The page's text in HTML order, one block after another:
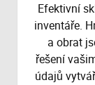
Efektivní
inventáře.
a obrat
řešení
údajů